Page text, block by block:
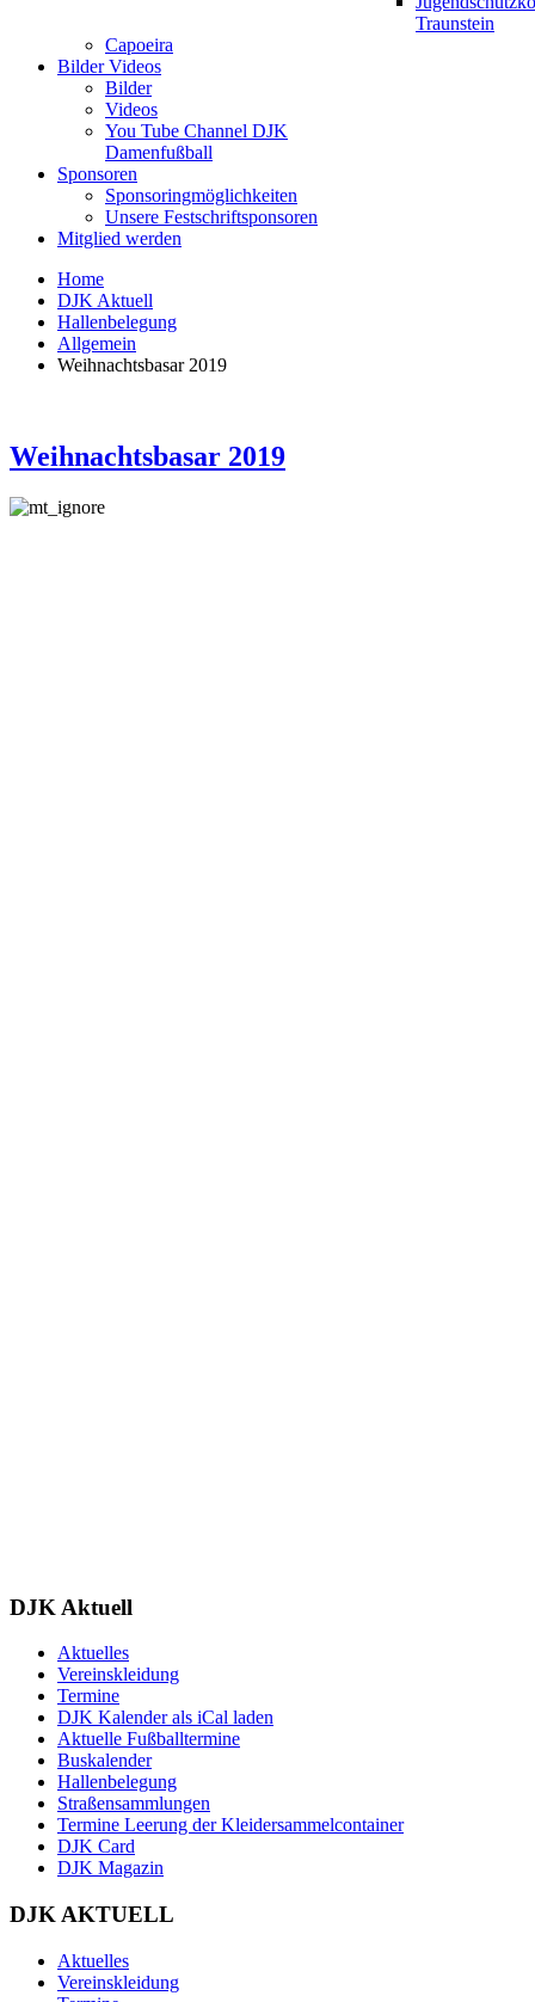
Traunstein
Capoeira
Bilder Videos
Bilder
Videos
You Tube Channel DJK
Damenfußball
Sponsoren
Sponsoringmöglichkeiten
Unsere Festschriftsponsoren
Mitglied werden
Home
DJK Aktuell
Hallenbelegung
Allgemein
Weihnachtsbasar 2019
Weihnachtsbasar 2019
DJK Aktuell
Aktuelles
Vereinskleidung
Termine
DJK Kalender als iCal laden
Aktuelle Fußballtermine
Buskalender
Hallenbelegung
Straßensammlungen
Termine Leerung der Kleidersammelcontainer
DJK Card
DJK Magazin
DJK AKTUELL
Aktuelles
Vereinskleidung